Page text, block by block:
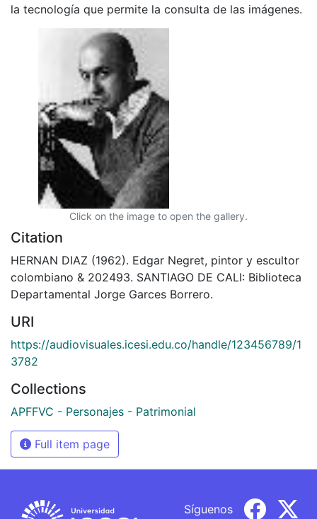
la tecnología que permite la consulta de las imágenes.
Click on the image to open the gallery.
Citation
HERNAN DIAZ (1962). Edgar Negret, pintor y escultor
colombiano & 202493. SANTIAGO DE CALI: Biblioteca
Departamental Jorge Garces Borrero.
URI
https://audiovisuales.icesi.edu.co/handle/123456789/1
3782
Collections
APFFVC - Personajes - Patrimonial
Full item page
Síguenos